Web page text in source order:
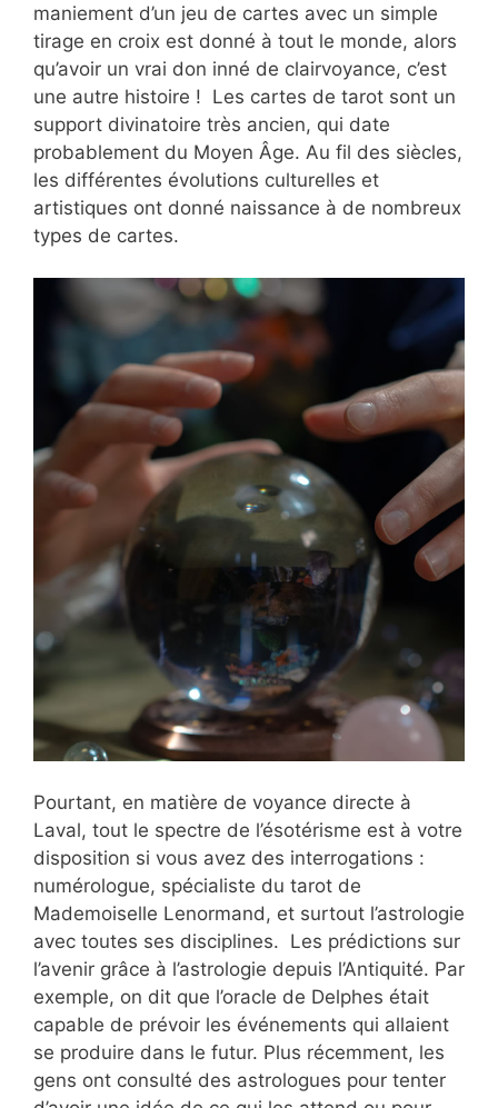
maniement d’un jeu de cartes avec un simple
tirage en croix est donné à tout le monde, alors
qu’avoir un vrai don inné de clairvoyance, c’est
une autre histoire ! Les cartes de tarot sont un
support divinatoire très ancien, qui date
probablement du Moyen Âge. Au fil des siècles,
les différentes évolutions culturelles et
artistiques ont donné naissance à de nombreux
types de cartes.
Pourtant, en matière de voyance directe à
Laval, tout le spectre de l’ésotérisme est à votre
disposition si vous avez des interrogations :
numérologue, spécialiste du tarot de
Mademoiselle Lenormand, et surtout l’astrologie
avec toutes ses disciplines. Les prédictions sur
l’avenir grâce à l’astrologie depuis l’Antiquité. Par
exemple, on dit que l’oracle de Delphes était
capable de prévoir les événements qui allaient
se produire dans le futur. Plus récemment, les
gens ont consulté des astrologues pour tenter